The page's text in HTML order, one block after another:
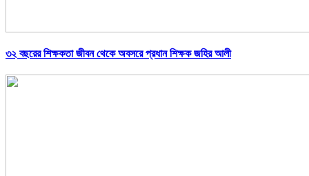
৩২ বছরের শিক্ষকতা জীবন থেকে অবসরে প্রধান শিক্ষক জহির আলী